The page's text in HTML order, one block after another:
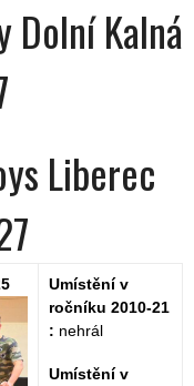
Dolní Kalná
Liberec
Umístění v
ročníku 2010-21
: nehrál
Umístění v